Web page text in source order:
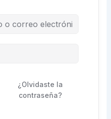
¿Olvidaste la
contraseña?